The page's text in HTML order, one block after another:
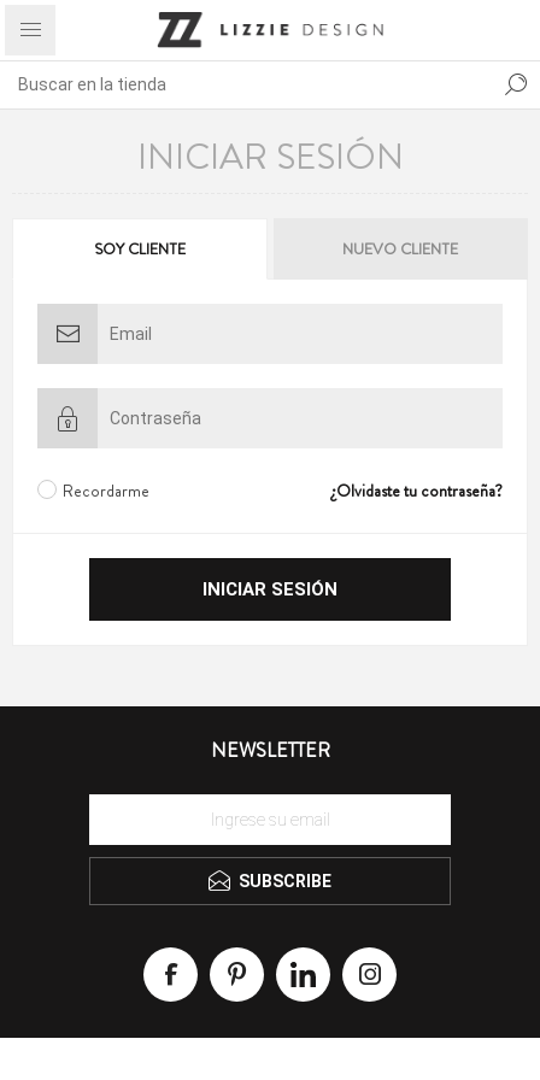
INICIAR SESIÓN
SOY CLIENTE NUEVO CLIENTE
Recordarme ¿Olvidaste tu contraseña?
NEWSLETTER
SUBSCRIBE